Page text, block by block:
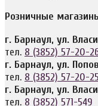
Розничные
г. Барнаул, ул.
тел. 8 (3852) 57-20-
г. Барнаул, ул.
тел. 8 (3852) 57-20-25
г. Барнаул, ул.
тел. 8 (3852) 571-549